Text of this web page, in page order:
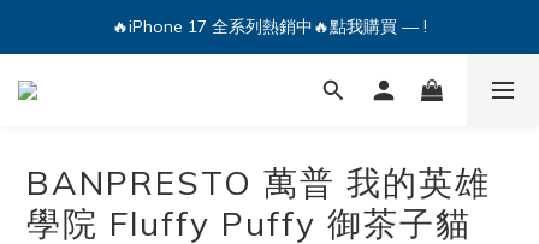
🔥iPhone 17 全系列熱銷中🔥點我購買 — !
🔥iPhone 17 全系列熱銷中🔥點我購買 — !
💕加入Q哥 Line 新好友領優惠券！🎫
BANPRESTO 萬普 我的英雄
學院 Fluffy Puffy 御茶子貓